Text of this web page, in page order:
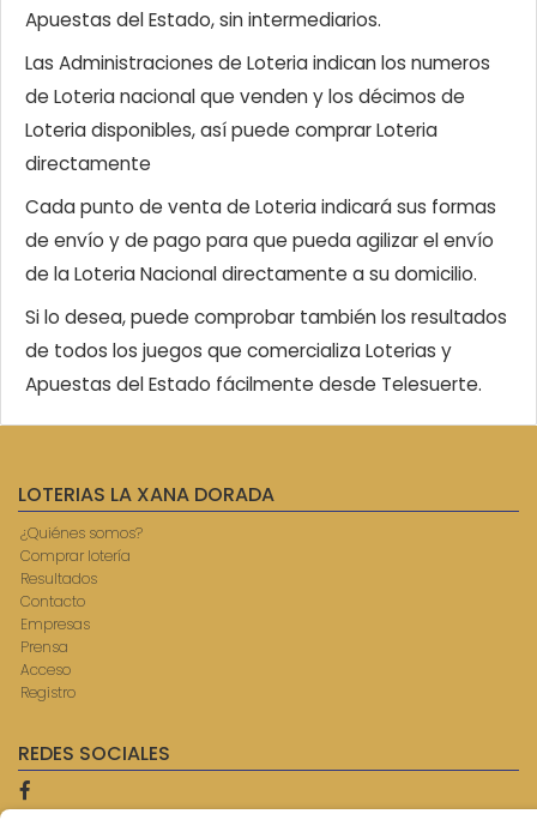
Apuestas del Estado, sin intermediarios.
Las Administraciones de Loteria indican los numeros
de Loteria nacional que venden y los décimos de
Loteria disponibles, así puede comprar Loteria
directamente
Cada punto de venta de Loteria indicará sus formas
de envío y de pago para que pueda agilizar el envío
de la Loteria Nacional directamente a su domicilio.
Si lo desea, puede comprobar también los resultados
de todos los juegos que comercializa Loterias y
Apuestas del Estado fácilmente desde Telesuerte.
LOTERIAS LA XANA DORADA
¿Quiénes somos?
Comprar lotería
Resultados
Contacto
Empresas
Prensa
Acceso
Registro
REDES SOCIALES